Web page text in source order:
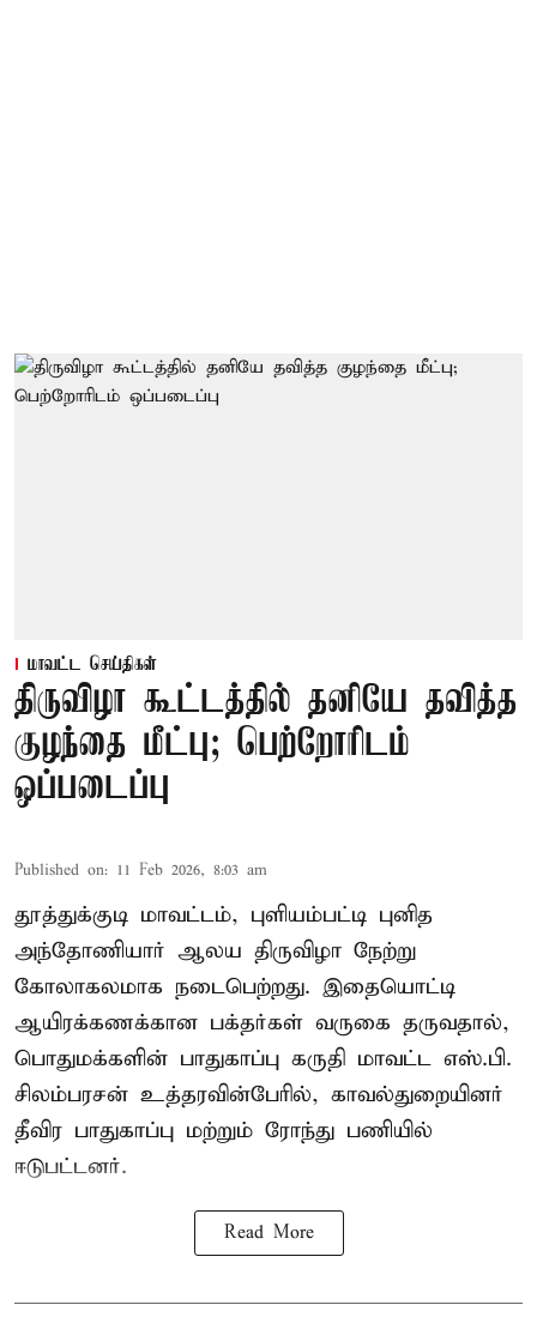
மாவட்ட செய்திகள்
திருவிழா கூட்டத்தில் தனியே தவித்த
குழந்தை மீட்பு; பெற்றோரிடம்
ஒப்படைப்பு
Published on: 11 Feb 2026, 8:03 am
தூத்துக்குடி மாவட்டம், புளியம்பட்டி புனித
அந்தோணியார் ஆலய திருவிழா நேற்று
கோலாகலமாக நடைபெற்றது. இதையொட்டி
ஆயிரக்கணக்கான பக்தர்கள் வருகை தருவதால்,
பொதுமக்களின் பாதுகாப்பு கருதி மாவட்ட எஸ்.பி.
சிலம்பரசன் உத்தரவின்பேரில், காவல்துறையினர்
தீவிர பாதுகாப்பு மற்றும் ரோந்து பணியில்
ஈடுபட்டனர்.
Read More